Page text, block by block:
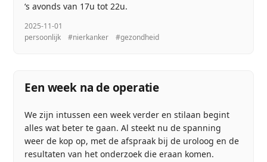
‘s avonds van 17u tot 22u.
2025-11-01
persoonlijk
#nierkanker #gezondheid
Een week na de operatie
We zijn intussen een week verder en stilaan begint
alles wat beter te gaan. Al steekt nu de spanning
weer de kop op, met de afspraak bij de uroloog en de
resultaten van het onderzoek die eraan komen.